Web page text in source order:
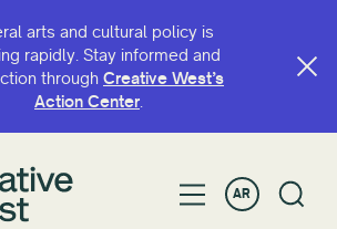
arts and cultural policy is
rapidly. Stay informed and
through Creative West’s
Action Center.
AR
البحث حسب